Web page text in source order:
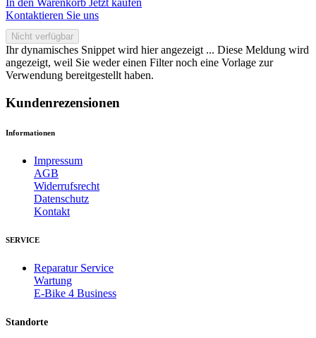
In den Warenkorb Jetzt kaufen
Kontaktieren Sie uns
Nicht verfügbar
Ihr dynamisches Snippet wird hier angezeigt ... Diese Meldung wird
angezeigt, weil Sie weder einen Filter noch eine Vorlage zur
Verwendung bereitgestellt haben.
Kundenrezensionen
Informationen
Impressum
AGB
Widerrufsrecht
Datenschutz
Kontakt
SERVICE
Reparatur Service
Wartung
E-Bike 4 Business
Standorte